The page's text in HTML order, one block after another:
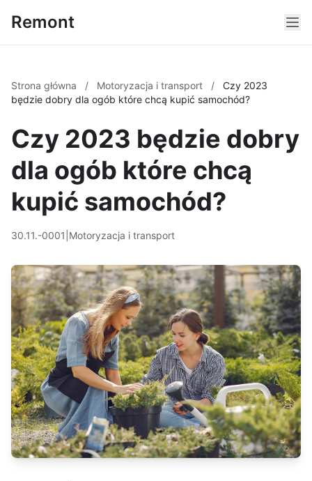
Remont
Strona główna / Motoryzacja i transport /
Czy 2023
będzie dobry dla ogób które chcą kupić samochód?
Czy 2023 będzie dobry
dla ogób które chcą
kupić samochód?
30.11.-0001 Motoryzacja i transport